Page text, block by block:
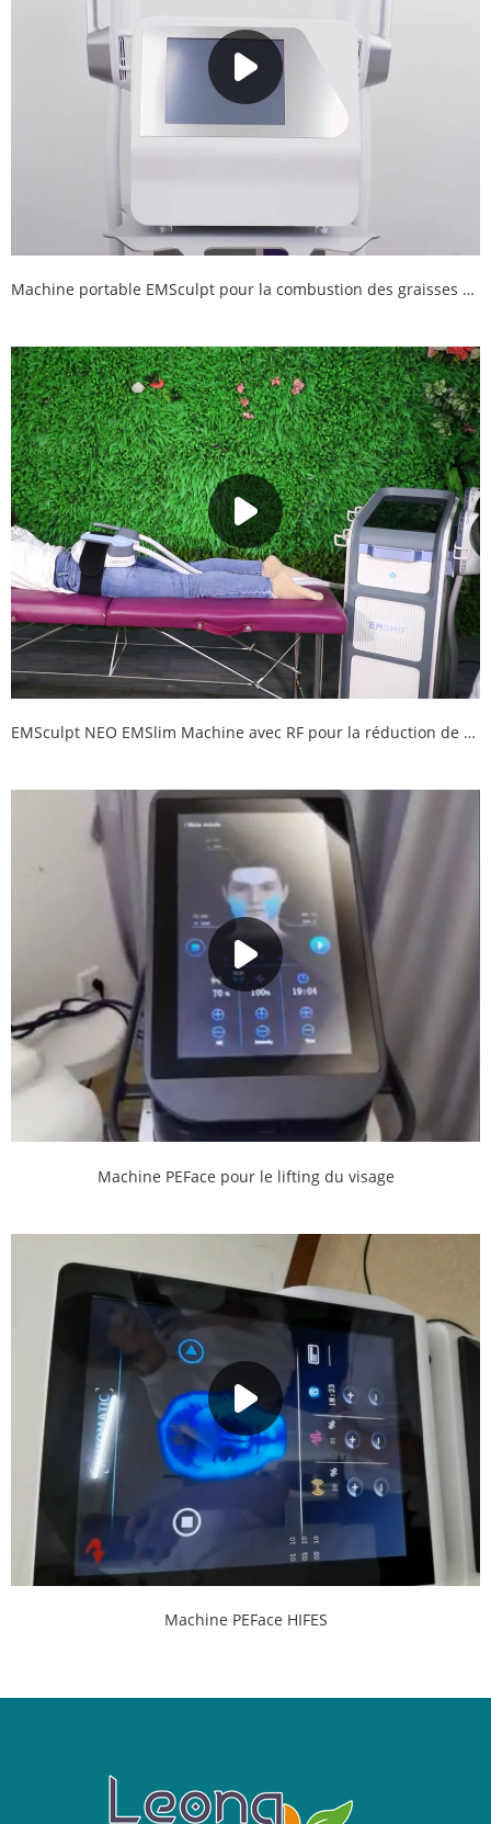
Machine portable EMSculpt pour la combustion des graisses et l'amélioration musculaire
EMSculpt NEO EMSlim Machine avec RF pour la réduction de graisse Body Sculpting Musculation
Machine PEFace pour le lifting du visage
Machine PEFace HIFES